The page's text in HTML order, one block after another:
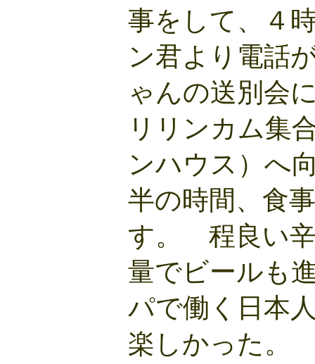
事をして、４
ン君より電話
ゃんの送別会
リリンカム集
ンハウス）へ
半の時間、食
す。 程良い
量でビールも
パで働く日本
楽しかった。